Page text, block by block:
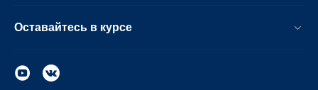
Оставайтесь в курсе